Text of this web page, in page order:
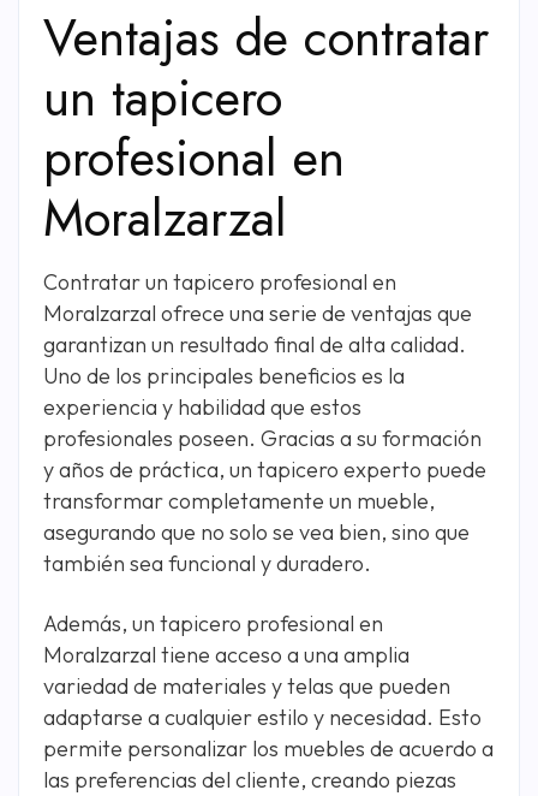
Ventajas de contratar
un tapicero
profesional en
Moralzarzal
Contratar un tapicero profesional en
Moralzarzal ofrece una serie de ventajas que
garantizan un resultado final de alta calidad.
Uno de los principales beneficios es la
experiencia y habilidad que estos
profesionales poseen. Gracias a su formación
y años de práctica, un tapicero experto puede
transformar completamente un mueble,
asegurando que no solo se vea bien, sino que
también sea funcional y duradero.
Además, un tapicero profesional en
Moralzarzal tiene acceso a una amplia
variedad de materiales y telas que pueden
adaptarse a cualquier estilo y necesidad. Esto
permite personalizar los muebles de acuerdo a
las preferencias del cliente, creando piezas